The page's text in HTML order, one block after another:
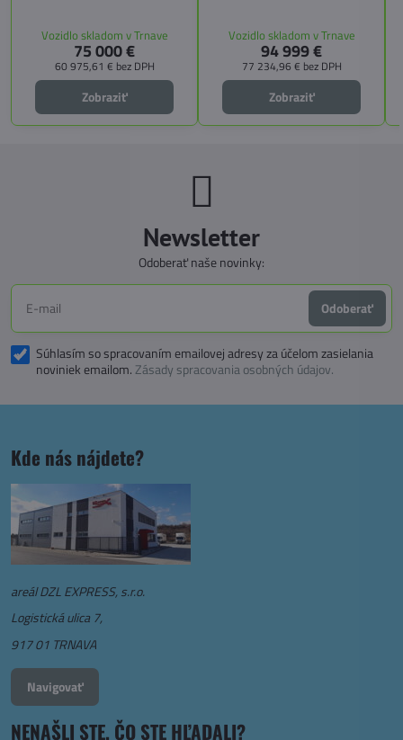
pozdĺžnemu lôžku a možnosti
doplniť predné prídavné lôžko.
Vozidlo skladom v Trnave
75 000 €
60 975,61 € bez DPH
Zobraziť
CITY, TECHNO, SICHERHEIT a
MEGA WINTER získate maximálnu
bezpečnosť, pohodlie a
technologické inovácie. Ideálna
voľba pre tých, ktorí hľadajú luxus,
funkčnosť a slobodu na cestách.
Vozidlo skladom v Trnave
94 999 €
77 234,96 € bez DPH
Zobraziť
Newsletter
Odoberať naše novinky:
Odoberať
Súhlasím so spracovaním emailovej adresy za účelom zasielania
noviniek emailom.Zásady spracovania osobných údajov.
Kde nás nájdete?
areál DZL EXPRESS, s.r.o.
Logistická ulica 7,
917 01 TRNAVA
Navigovať
NENAŠLI STE, ČO STE HĽADALI?